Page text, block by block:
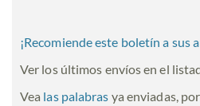
¡Recomiende este boletín a sus
Ver los últimos envíos en el
Vea las palabras ya enviadas,